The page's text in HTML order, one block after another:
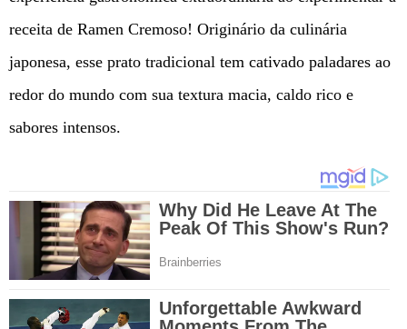
receita de Ramen Cremoso! Originário da culinária
japonesa, esse prato tradicional tem cativado paladares ao
redor do mundo com sua textura macia, caldo rico e
sabores intensos.